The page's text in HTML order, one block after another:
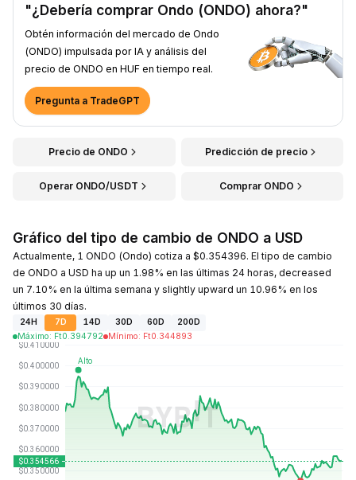
"¿Debería comprar Ondo (ONDO) ahora?"
Obtén información del mercado de Ondo
(ONDO) impulsada por IA y análisis del
precio de ONDO en HUF en tiempo real.
Pregunta a TradeGPT
Precio de ONDO Predicción de precio
Operar ONDO/USDT Comprar ONDO
Gráfico del tipo de cambio de ONDO a USD
Actualmente, 1 ONDO (Ondo) cotiza a $0.354396. El tipo de cambio
de ONDO a USD ha up un 1.98% en las últimas 24 horas, decreased
un 7.10% en la última semana y slightly upward un 10.96% en los
últimos 30 días.
24H 7D 14D 30D 60D
200D
Máximo: Ft0.394792 Mínimo: Ft0.344893